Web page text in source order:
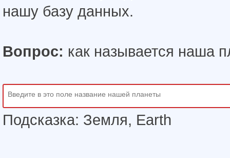
нашу базу данных.
Вопрос: как называется наша
Подсказка: Земля, Earth